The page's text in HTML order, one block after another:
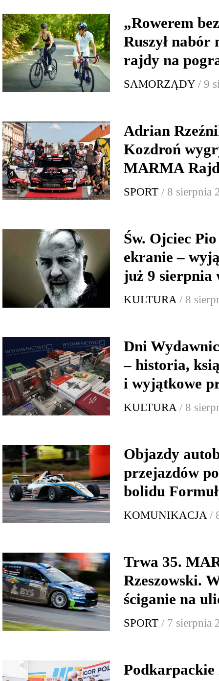
„Rowerem
Ruszył nabór
rajdy na
SAMORZĄDY / 9
Adrian
Kozdroń
MARMA
SPORT / 8 sierpnia
Św. Ojciec
ekranie –
już 9 sierpnia
KULTURA / 8
Dni
– historia,
i wyjątkowe
KULTURA / 8
Objazdy
przejazdów
bolidu
KOMUNIKACJA /
Trwa 35.
Rzeszowski.
ściganie na
SPORT / 7 sierpnia
Podkarpackie